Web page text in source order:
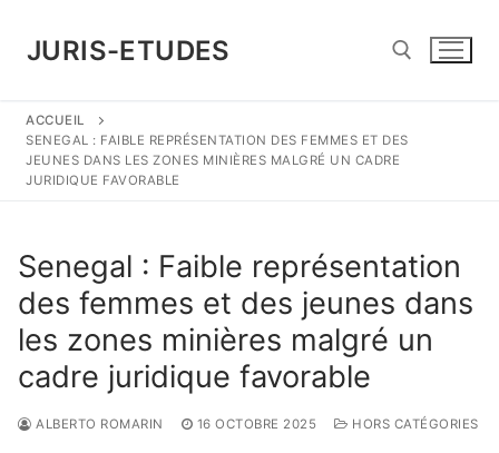
contenu
JURIS-ETUDES
Rechercher :
ACCUEIL
SENEGAL : FAIBLE REPRÉSENTATION DES FEMMES ET DES
JEUNES DANS LES ZONES MINIÈRES MALGRÉ UN CADRE
JURIDIQUE FAVORABLE
Senegal : Faible représentation
des femmes et des jeunes dans
les zones minières malgré un
cadre juridique favorable
ALBERTO ROMARIN 16 OCTOBRE 2025 HORS CATÉGORIES